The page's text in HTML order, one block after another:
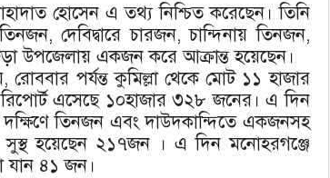
হোসেন এ তথ্য নিশ্চিত করেছেন। তিনি
দেবিদ্বারে চারজন, চান্দিনায় তিনজন,
উপজেলায় একজন করে আক্রান্ত হয়েছেন।
রোববার পর্যন্ত কুমিল্লা থেকে মোট ১১ হাজার
এসেছে ১০হাজার ৩২৮ জনের। এ দিন
তিনজন এবং দাউদকান্দিতে একজনসহ
হয়েছেন ২১৭জন । এ দিন মনোহরগঞ্জে
যান ৪১ জন।